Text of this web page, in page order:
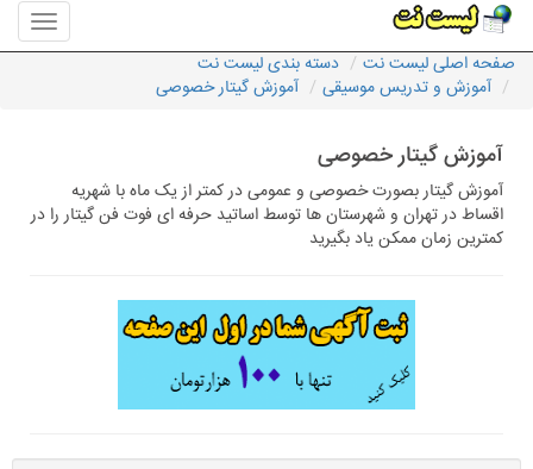
منوی
سایت
صفحه اصلی لیست نت
دسته بندی لیست نت
آموزش و تدریس موسیقی
آموزش گیتار خصوصی
آموزش گیتار خصوصی
آموزش گیتار بصورت خصوصی و عمومی در کمتر از یک ماه با شهریه
اقساط در تهران و شهرستان ها توسط اساتید حرفه ای فوت فن گیتار را در
کمترین زمان ممکن یاد بگیرید